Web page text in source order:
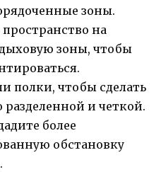
зоны.
на
зоны, чтобы
полки, чтобы сделать
и четкой.
более
обстановку